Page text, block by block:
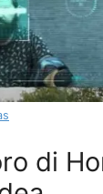
di